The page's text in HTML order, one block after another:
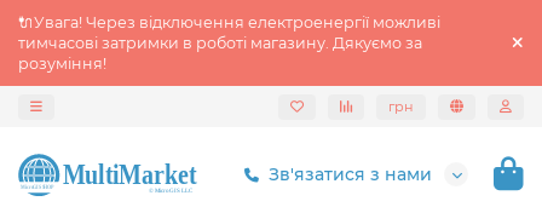
🔌Увага! Через відключення електроенергії можливі
тимчасові затримки в роботі магазину. Дякуємо за
розуміння!
грн
Зв'язатися з нами